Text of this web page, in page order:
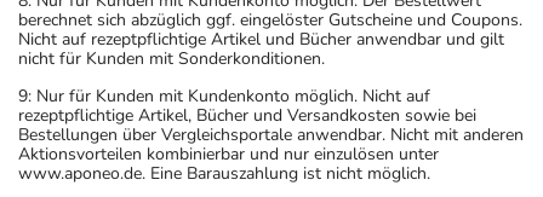
berechnet sich abzüglich ggf. eingelöster Gutscheine und Coupons.
Nicht auf rezeptpflichtige Artikel und Bücher anwendbar und gilt
nicht für Kunden mit Sonderkonditionen.
9: Nur für Kunden mit Kundenkonto möglich. Nicht auf
rezeptpflichtige Artikel, Bücher und Versandkosten sowie bei
Bestellungen über Vergleichsportale anwendbar. Nicht mit anderen
Aktionsvorteilen kombinierbar und nur einzulösen unter
www.aponeo.de. Eine Barauszahlung ist nicht möglich.